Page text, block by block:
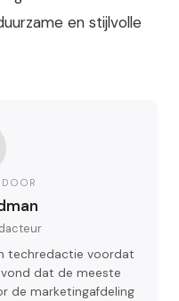
en stijlvolle
techredactie voordat
dat de meeste
de marketingafdeling